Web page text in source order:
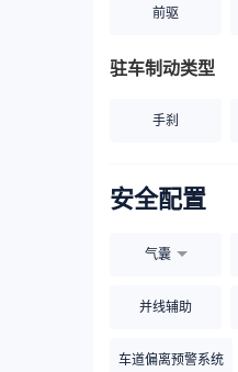
前驱
驻车制动类型
手刹
安全配置
气囊
并线辅助
车道偏离预警系统